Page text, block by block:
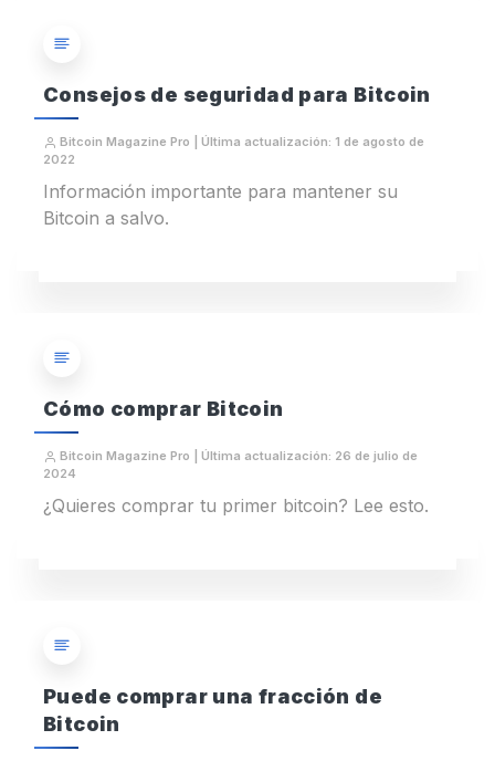
Consejos de seguridad para Bitcoin
Bitcoin Magazine Pro | Última actualización: 1 de agosto de
2022
Información importante para mantener su
Bitcoin a salvo.
Cómo comprar Bitcoin
Bitcoin Magazine Pro | Última actualización: 26 de julio de
2024
¿Quieres comprar tu primer bitcoin? Lee esto.
Puede comprar una fracción de
Bitcoin